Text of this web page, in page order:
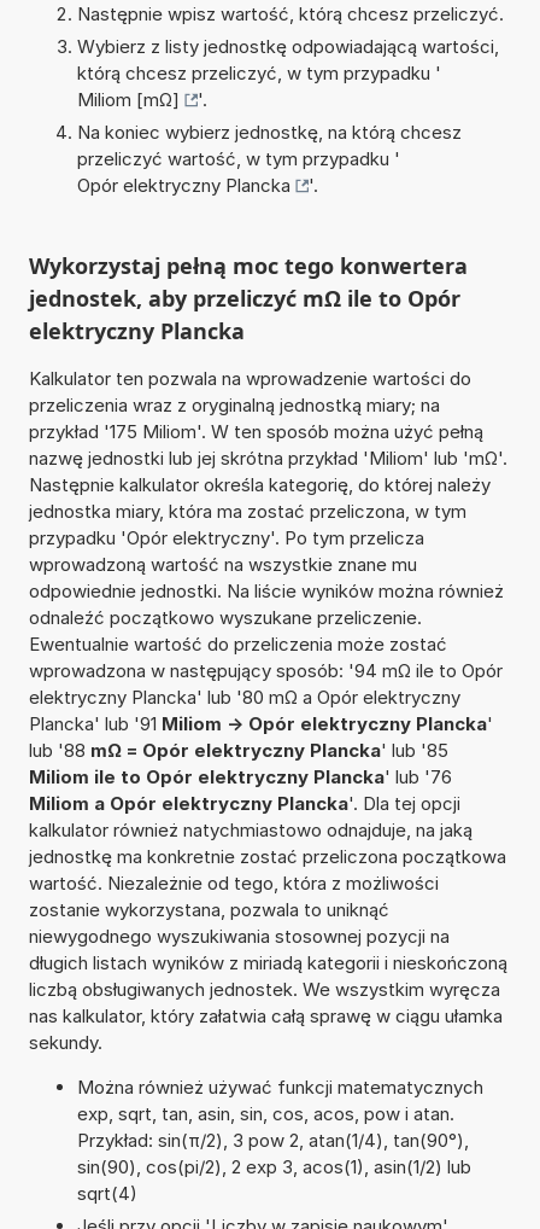
Następnie wpisz wartość, którą chcesz przeliczyć.
Wybierz z listy jednostkę odpowiadającą wartości,
którą chcesz przeliczyć, w tym przypadku '
Miliom [mΩ]
'.
Na koniec wybierz jednostkę, na którą chcesz
przeliczyć wartość, w tym przypadku '
Opór elektryczny Plancka
'.
Wykorzystaj pełną moc tego konwertera
jednostek, aby przeliczyć mΩ ile to Opór
elektryczny Plancka
Kalkulator ten pozwala na wprowadzenie wartości do
przeliczenia wraz z oryginalną jednostką miary; na
przykład '175 Miliom'. W ten sposób można użyć pełną
nazwę jednostki lub jej skrótna przykład 'Miliom' lub 'mΩ'.
Następnie kalkulator określa kategorię, do której należy
jednostka miary, która ma zostać przeliczona, w tym
przypadku 'Opór elektryczny'. Po tym przelicza
wprowadzoną wartość na wszystkie znane mu
odpowiednie jednostki. Na liście wyników można również
odnaleźć początkowo wyszukane przeliczenie.
Ewentualnie wartość do przeliczenia może zostać
wprowadzona w następujący sposób: '94 mΩ ile to Opór
elektryczny Plancka' lub '80 mΩ a Opór elektryczny
Plancka' lub '91 Miliom -> Opór elektryczny Plancka'
lub '88 mΩ = Opór elektryczny Plancka' lub '85
Miliom ile to Opór elektryczny Plancka' lub '76
Miliom a Opór elektryczny Plancka'. Dla tej opcji
kalkulator również natychmiastowo odnajduje, na jaką
jednostkę ma konkretnie zostać przeliczona początkowa
wartość. Niezależnie od tego, która z możliwości
zostanie wykorzystana, pozwala to uniknąć
niewygodnego wyszukiwania stosownej pozycji na
długich listach wyników z miriadą kategorii i nieskończoną
liczbą obsługiwanych jednostek. We wszystkim wyręcza
nas kalkulator, który załatwia całą sprawę w ciągu ułamka
sekundy.
Można również używać funkcji matematycznych
exp, sqrt, tan, asin, sin, cos, acos, pow i atan.
Przykład: sin(π/2), 3 pow 2, atan(1/4), tan(90°),
sin(90), cos(pi/2), 2 exp 3, acos(1), asin(1/2) lub
sqrt(4)